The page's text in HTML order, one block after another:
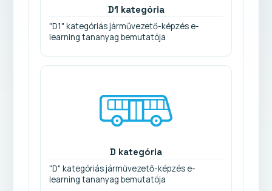
D1 kategória
"D1" kategóriás járművezető-képzés e-
learning tananyag bemutatója
D kategória
"D" kategóriás járművezető-képzés e-
learning tananyag bemutatója